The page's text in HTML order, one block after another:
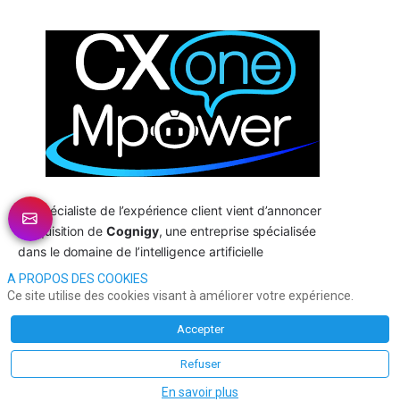
Le spécialiste de l’expérience client vient d’annoncer
l’acquisition de Cognigy, une entreprise spécialisée
dans le domaine de l’intelligence artificielle
conversationnelle et des agents IA, valorisée à près d’un
milliard de dollars.
BRÈVES
A PROPOS DES COOKIES
Ce site utilise des cookies visant à améliorer votre expérience.
Accepter
Refuser
En savoir plus